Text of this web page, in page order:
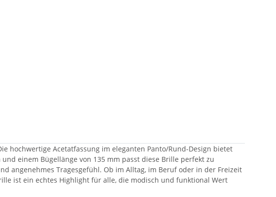
hochwertige Acetatfassung im eleganten Panto/Rund-Design bietet
einem Bügellänge von 135 mm passt diese Brille perfekt zu
angenehmes Tragesgefühl. Ob im Alltag, im Beruf oder in der Freizeit
ist ein echtes Highlight für alle, die modisch und funktional Wert